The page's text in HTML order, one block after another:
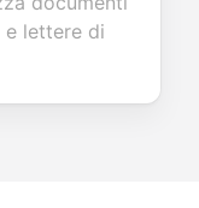
e lettere di